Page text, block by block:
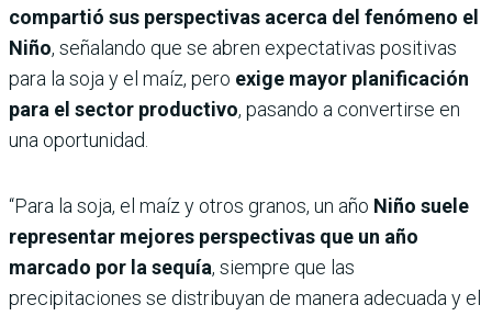
compartió sus perspectivas acerca del fenómeno el
Niño, señalando que se abren expectativas positivas
para la soja y el maíz, pero exige mayor planificación
para el sector productivo, pasando a convertirse en
una oportunidad.
“Para la soja, el maíz y otros granos, un año Niño suele
representar mejores perspectivas que un año
marcado por la sequía, siempre que las
precipitaciones se distribuyan de manera adecuada y el